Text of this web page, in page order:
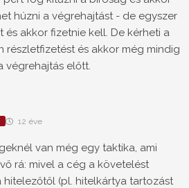
húzni a végrehajtást - de egyszer
és akkor fizetnie kell. De kérheti a
részletfizetést és akkor még mindig
végrehajtás előtt.
12 éve
van még egy taktika, ami
rá: mivel a cég a követelést
(pl. hitelkártya tartozást